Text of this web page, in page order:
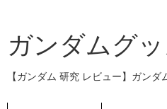
ガンダムグ
【ガンダム 研究 レビュー】ガン